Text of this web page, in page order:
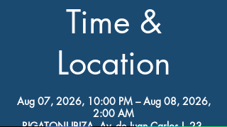
Time &
Location
Aug 07, 2026, 10:00 PM – Aug 08, 2026,
2:00 AM